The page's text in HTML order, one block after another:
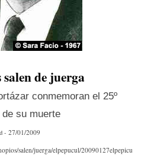
de juerga
conmemoran el 25º
su muerte
- 27/01/2009
salen/juerga/elpepucul/